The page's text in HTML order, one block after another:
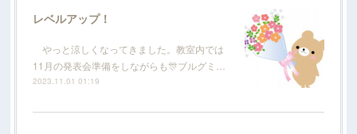
レベルアップ！
やっと涼しくなってきました。教室内では
11月の発表会準備をしながらも🎊ブルグミ…
2023.11.01 01:19